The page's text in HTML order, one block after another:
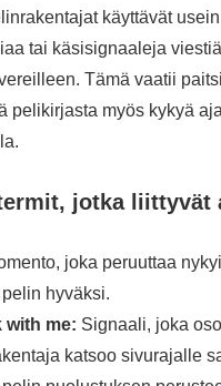
käyttävät
tai käsisignaaleja
Tämä vaatii
pelikirjasta myös kykyä
jotka liittyvät
joka peruuttaa
hyväksi.
with me: Signaali, joka
katsoo sivurajalle